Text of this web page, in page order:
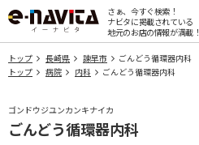
さぁ、今すぐ検索！
ナビタに掲載されている
地元のお店の情報が満載！
トップ 長崎県 諫早市
ごんどう循環器内科
トップ
病院 内科 ごんどう循環器内科
ゴンドウジユンカンキナイカ
ごんどう循環器内科